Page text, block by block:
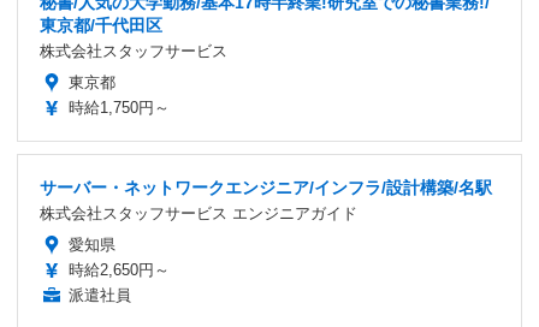
東京都/千代田区
株式会社スタッフサービス
東京都
時給1,750円～
サーバー・ネットワークエンジニア/インフラ/設計構築/名駅
株式会社スタッフサービス エンジニアガイド
愛知県
時給2,650円～
派遣社員